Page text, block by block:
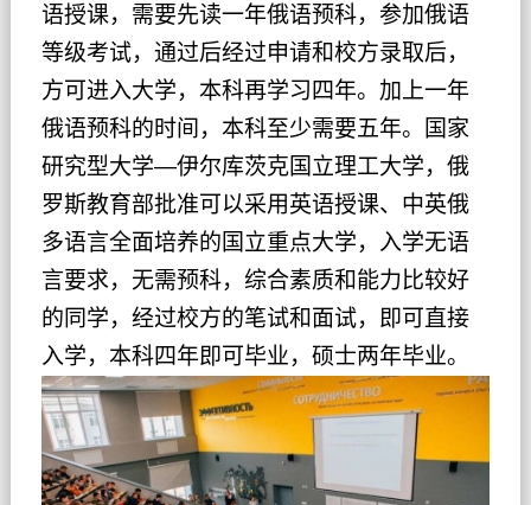
语授课，需要先读一年俄语预科，参加俄语
等级考试，通过后经过申请和校方录取后，
方可进入大学，本科再学习四年。加上一年
俄语预科的时间，本科至少需要五年。国家
研究型大学—伊尔库茨克国立理工大学，俄
罗斯教育部批准可以采用英语授课、中英俄
多语言全面培养的国立重点大学，入学无语
言要求，无需预科，综合素质和能力比较好
的同学，经过校方的笔试和面试，即可直接
入学，本科四年即可毕业，硕士两年毕业。